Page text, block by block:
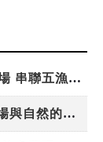
「東北角外澳月夜」8/22-8/23浪漫登場 串聯五漁村、音樂、市集、火舞與慢旅共度夏夜
嘉義鹿草夏日探索趣！結合科學、農場與自然的親子小旅行